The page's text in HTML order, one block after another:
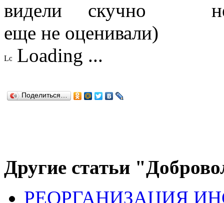
еще не оценивали)
Loading ...
Поделиться…
Другие статьи
РЕОРГАНИЗАЦИЯ